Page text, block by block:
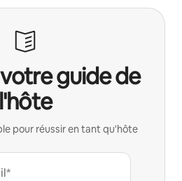
guide de
l'hôte
pour réussir en tant qu'hôte